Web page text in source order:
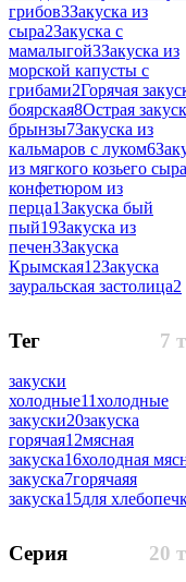
грибов3Закуска из
сыра2Закуска с
мамалыгой3Закуска из
морской капусты с
грибами2Горячая
боярская8Острая
брынзы7Закуска из
кальмаров с луком6
из мягкого козьего
конфетюром из
перца1Закуска бый
пый19Закуска из
печен3Закуска
Крымская12Закуска
зауральская застолица2
7
Тег
закуски
холодные11холодные
закуски20закуска
горячая12мясная
закуска16холодная
закуска7горячаяя
закуска15для
20
Серия